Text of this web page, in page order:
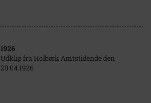
1926
Udklip fra Holbæk Amtstidende den
20.04.1926